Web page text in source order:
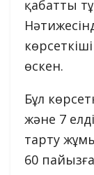
қабатты
өскен.
Бұл
және 7
тарту
60